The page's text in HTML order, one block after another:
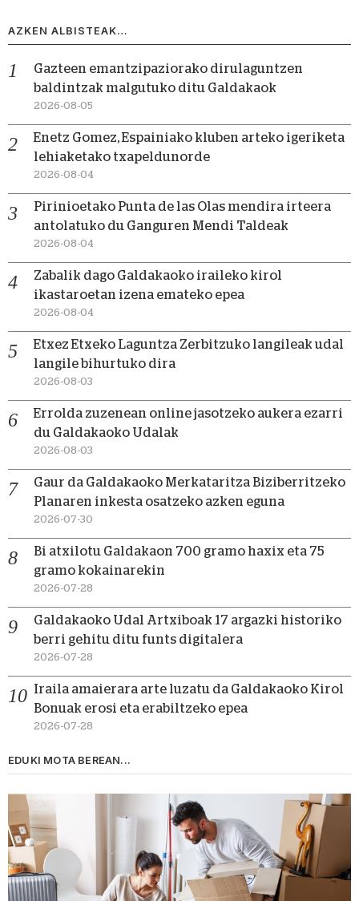
AZKEN ALBISTEAK…
Gazteen emantzipaziorako dirulaguntzen
baldintzak malgutuko ditu Galdakaok
2026-08-05
Enetz Gomez, Espainiako kluben arteko igeriketa
lehiaketako txapeldunorde
2026-08-04
Pirinioetako Punta de las Olas mendira irteera
antolatuko du Ganguren Mendi Taldeak
2026-08-04
Zabalik dago Galdakaoko iraileko kirol
ikastaroetan izena emateko epea
2026-08-04
Etxez Etxeko Laguntza Zerbitzuko langileak udal
langile bihurtuko dira
2026-08-03
Errolda zuzenean online jasotzeko aukera ezarri
du Galdakaoko Udalak
2026-08-03
Gaur da Galdakaoko Merkataritza Biziberritzeko
Planaren inkesta osatzeko azken eguna
2026-07-30
Bi atxilotu Galdakaon 700 gramo haxix eta 75
gramo kokainarekin
2026-07-28
Galdakaoko Udal Artxiboak 17 argazki historiko
berri gehitu ditu funts digitalera
2026-07-28
Iraila amaierara arte luzatu da Galdakaoko Kirol
Bonuak erosi eta erabiltzeko epea
2026-07-28
EDUKI MOTA BEREAN...